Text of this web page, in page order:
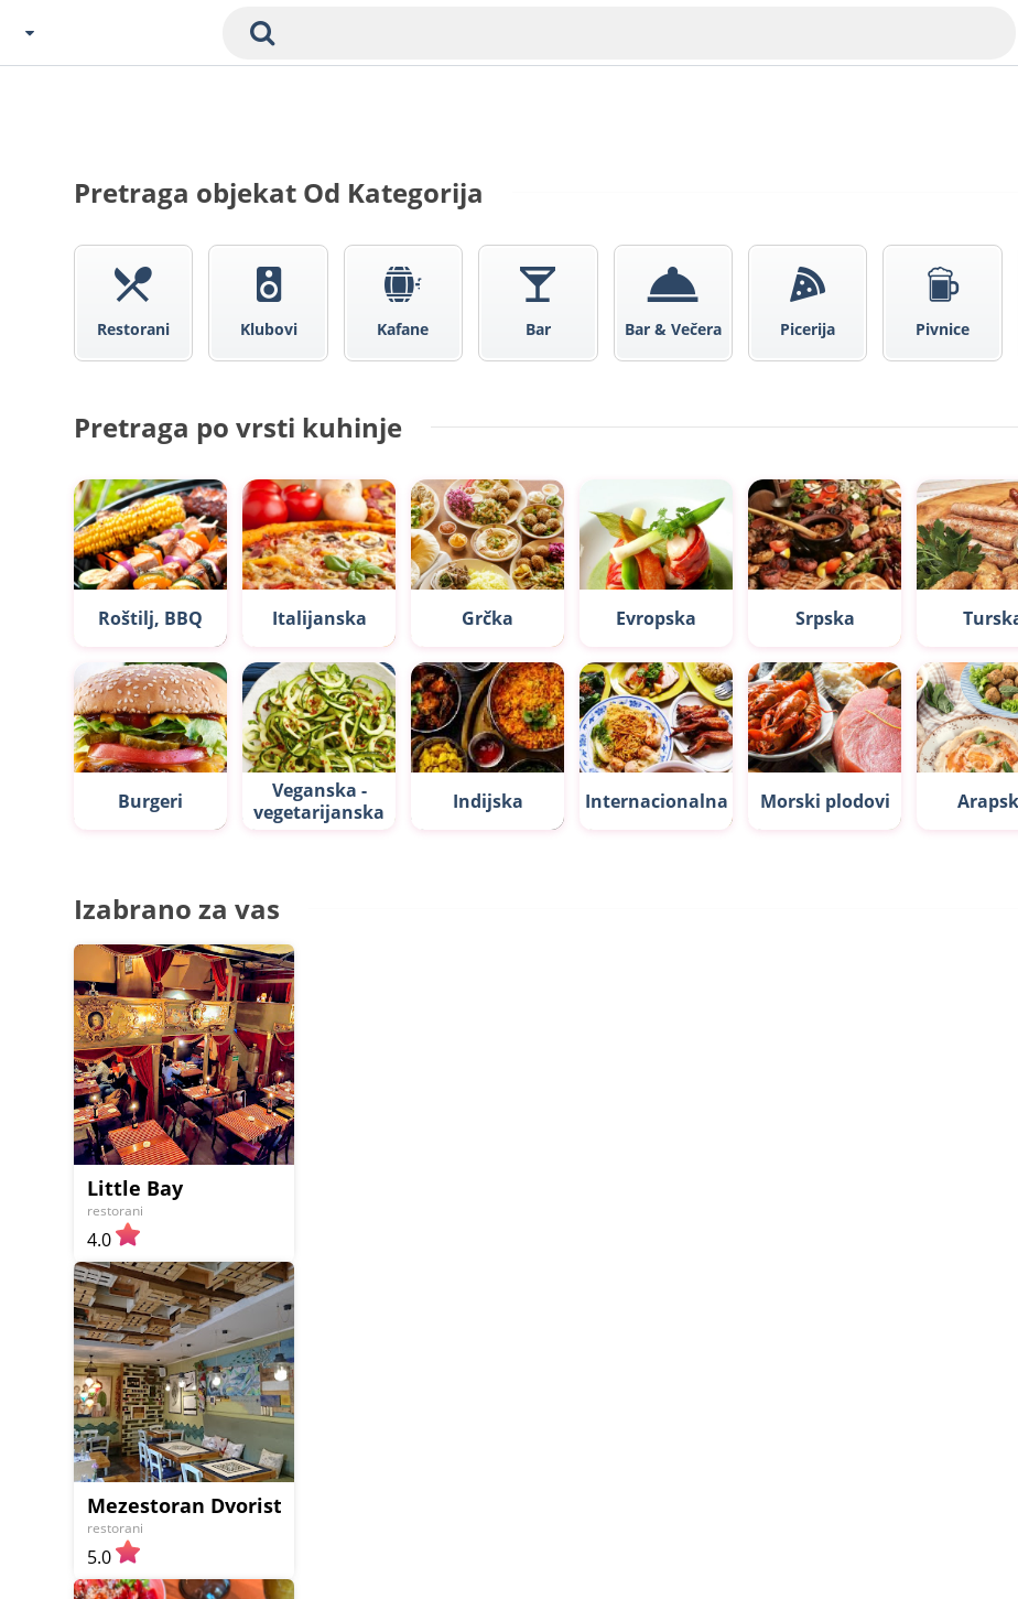
Plovdiv
Varna
Bansko
Burgas
Veliko Tarnovo
Bansko
Pretraga objekat Od Kategorija
Restorani Klubovi Kafane Bar Bar & Večera Picerija Pivnice
Pretraga po vrsti kuhinje
Roštilj, BBQ Italijanska Grčka Evropska Srpska
Burgeri
Veganska -
vegetarijanska
Indijska Internacionalna Morski plodovi
Izabrano za vas
Little Bay
restorani
4.0
Mezestoran Dvoriste
restorani
5.0